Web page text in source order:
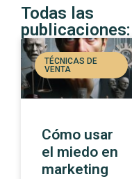
Todas las
publicaciones:
TÉCNICAS DE
VENTA
Cómo usar
el miedo en
marketing